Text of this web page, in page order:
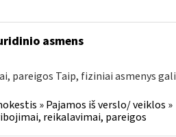
asmens
pareigos Taip, fiziniai asmenys gali
» Pajamos iš verslo/ veiklos »
reikalavimai, pareigos